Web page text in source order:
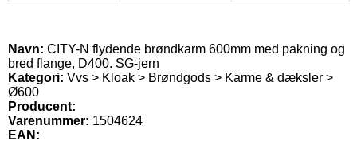
Navn: CITY-N flydende brøndkarm 600mm med pakning og
bred flange, D400. SG-jern
Kategori: Vvs > Kloak > Brøndgods > Karme & dæksler >
Ø600
Producent:
Varenummer: 1504624
EAN: